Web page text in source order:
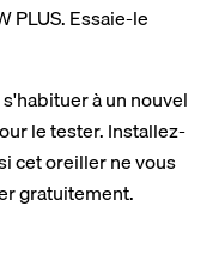
PLUS. Essaie-le
à un nouvel
le tester. Installez-
cet oreiller ne vous
gratuitement.